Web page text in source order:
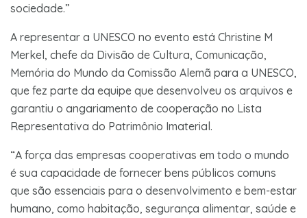
sociedade.”
A representar a UNESCO no evento está Christine M
Merkel, chefe da Divisão de Cultura, Comunicação,
Memória do Mundo da Comissão Alemã para a UNESCO,
que fez parte da equipe que desenvolveu os arquivos e
garantiu o angariamento de cooperação no Lista
Representativa do Patrimônio Imaterial.
“A força das empresas cooperativas em todo o mundo
é sua capacidade de fornecer bens públicos comuns
que são essenciais para o desenvolvimento e bem-estar
humano, como habitação, segurança alimentar, saúde e